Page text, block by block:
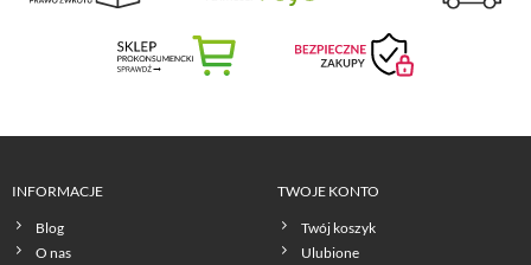
INFORMACJE
Blog
O nas
TWOJE KONTO
Twój koszyk
Ulubione